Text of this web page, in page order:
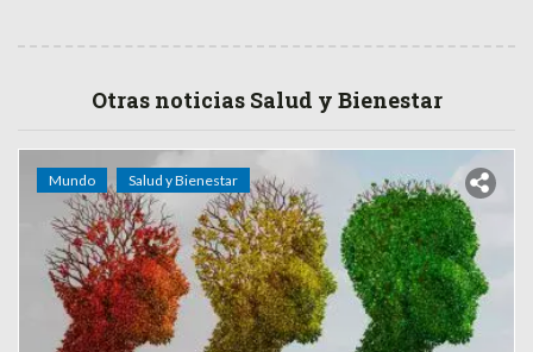
Otras noticias Salud y Bienestar
Mundo Salud y Bienestar